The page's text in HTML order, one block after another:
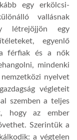
egy erkölcsi-
vallásnak
létrejöjjön egy
egyenlő
férfiak és a nők
mindenki
nyelvet
végleteit
szemben ateljes
hogy az ember
Szerintük a
a végtelen